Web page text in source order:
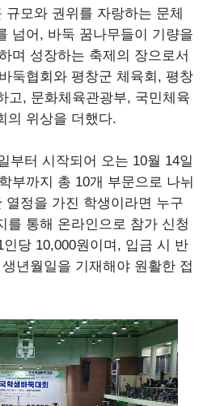
모와 권위를 자랑하는 문체
넘어, 바둑 꿈나무들이 기량을
며 성장하는 축제의 장으로서
둑협회와 평창군 체육회, 평창
고, 문화체육관광부, 국민체육
의 위상을 더했다.
부터 시작되어 오는 10월 14일
부까지 총 10개 부문으로 나뉘
열정을 가진 학생이라면 누구
를 통해 온라인으로 참가 신청
당 10,000원이며, 입금 시 반
년월일을 기재해야 원활한 접